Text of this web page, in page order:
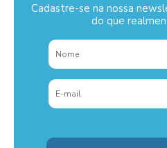
Cadastre-se na nossa
do que